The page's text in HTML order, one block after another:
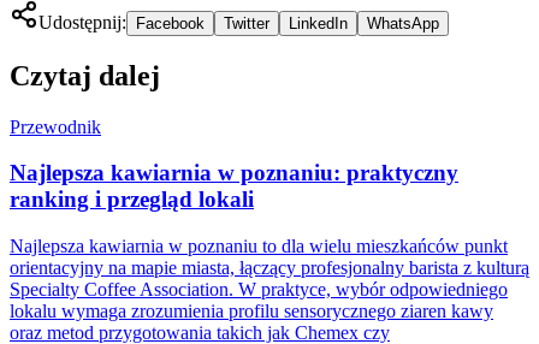
Udostępnij:
Facebook Twitter LinkedIn WhatsApp
Czytaj dalej
Przewodnik
Najlepsza kawiarnia w poznaniu: praktyczny
ranking i przegląd lokali
Najlepsza kawiarnia w poznaniu to dla wielu mieszkańców punkt
orientacyjny na mapie miasta, łączący profesjonalny barista z kulturą
Specialty Coffee Association. W praktyce, wybór odpowiedniego
lokalu wymaga zrozumienia profilu sensorycznego ziaren kawy
oraz metod przygotowania takich jak Chemex czy